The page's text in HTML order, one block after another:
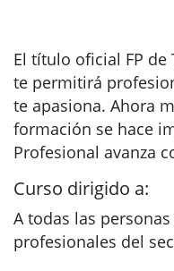
El título oficial FP de
te permitirá
te apasiona. Ahora
formación se hace
Profesional avanza
Curso dirigido a:
A todas las
profesionales del